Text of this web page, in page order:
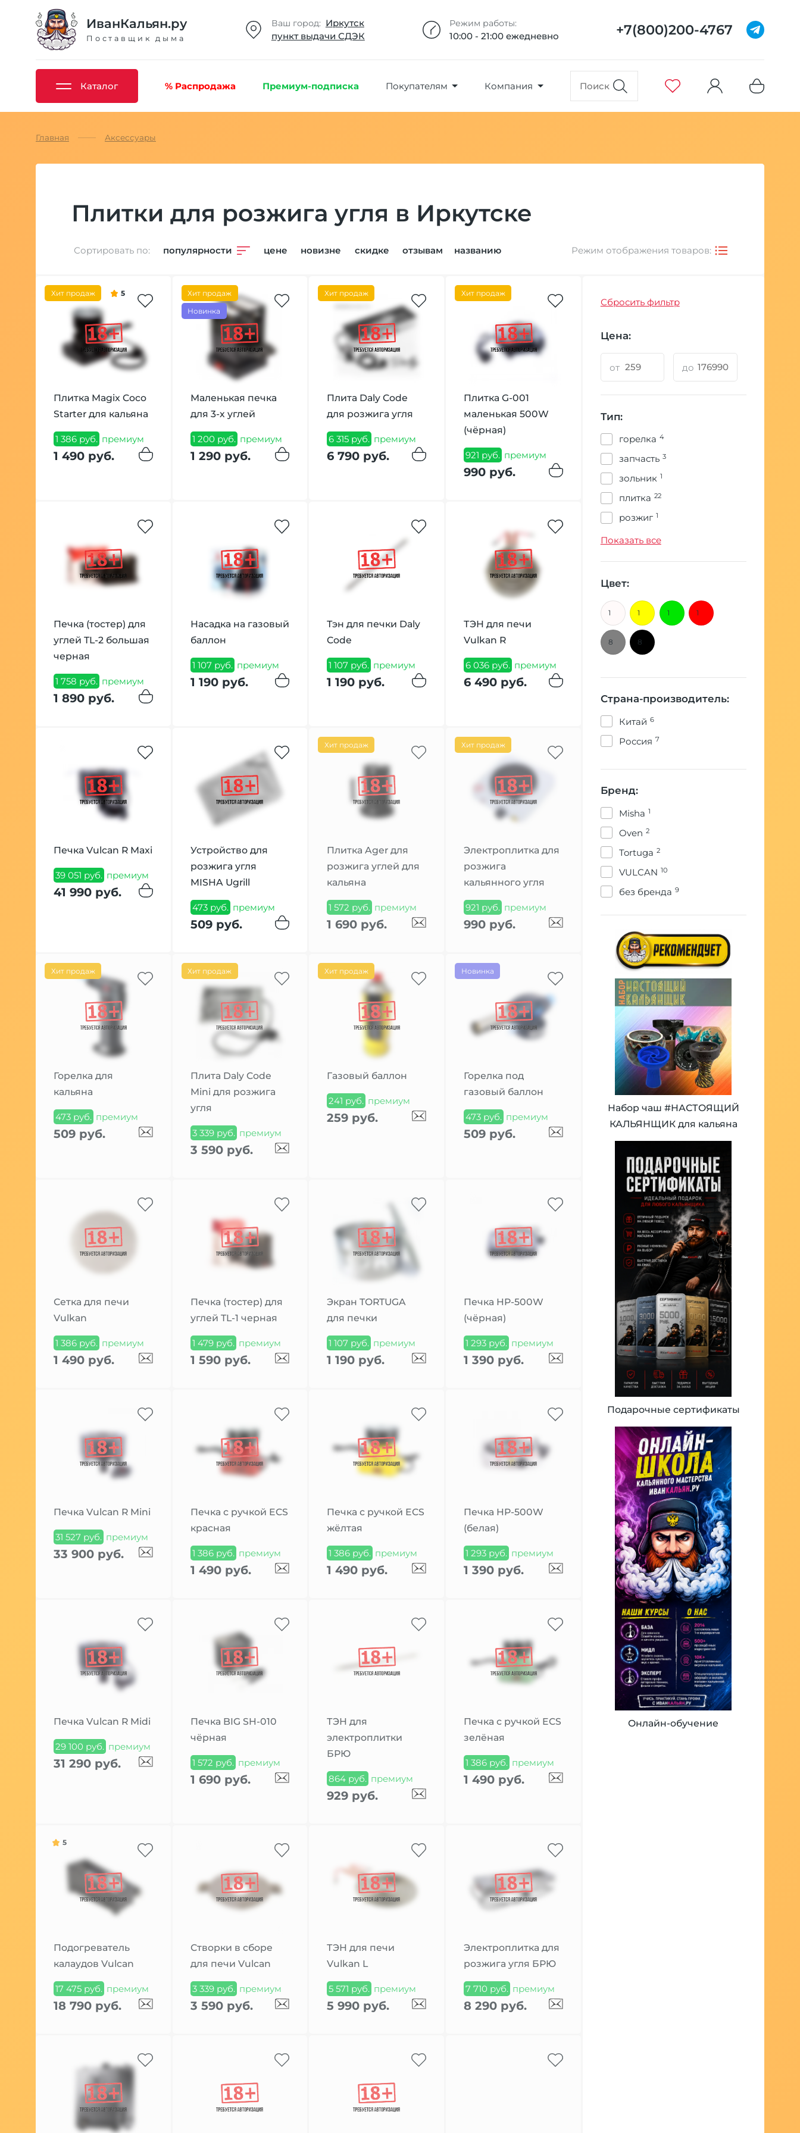
ИванКальян.ру
Поставщик дыма
Ваш город: Иркутск
пункт выдачи СДЭК
Режим работы:
10:00 - 21:00 ежедневно +7(800)200-4767
Каталог % Распродажа Премиум-подписка Покупателям Компания
Товар добавлен в избранное
Добавлено максимальное кол-во товара
Главная Аксессуары
Плитки для розжига угля в Иркутске
Сортировать по: популярности цене новизне скидке отзывам названию Режим отображения товаров:
Хит продаж 5
Плитка Magix Coco
Starter для кальяна
1 386 руб. премиум
1 490 руб.
Хит продаж
Новинка
Маленькая печка
для 3-х углей
1 200 руб. премиум
1 290 руб.
Хит продаж
Плита Daly Code
для розжига угля
6 315 руб. премиум
6 790 руб.
Хит продаж
Плитка G-001
маленькая 500W
(чёрная)
921 руб. премиум
990 руб.
Печка (тостер) для
углей TL-2 большая
черная
1 758 руб. премиум
1 890 руб.
Насадка на газовый
баллон
1 107 руб. премиум
1 190 руб.
Тэн для печки Daly
Code
1 107 руб. премиум
1 190 руб.
ТЭН для печи
Vulkan R
6 036 руб. премиум
6 490 руб.
Печка Vulcan R Maxi
39 051 руб. премиум
41 990 руб.
Устройство для
розжига угля
MISHA Ugrill
473 руб. премиум
509 руб.
Хит продаж
Плитка Ager для
розжига углей для
кальяна
1 572 руб. премиум
1 690 руб.
Хит продаж
Электроплитка для
розжига
кальянного угля
921 руб. премиум
990 руб.
Хит продаж
Горелка для
кальяна
473 руб. премиум
509 руб.
Хит продаж
Плита Daly Code
Mini для розжига
угля
3 339 руб. премиум
3 590 руб.
Хит продаж
Газовый баллон
241 руб. премиум
259 руб.
Новинка
Горелка под
газовый баллон
473 руб. премиум
509 руб.
Сетка для печи
Vulkan
1 386 руб. премиум
1 490 руб.
Печка (тостер) для
углей TL-1 черная
1 479 руб. премиум
1 590 руб.
Экран TORTUGA
для печки
1 107 руб. премиум
1 190 руб.
Печка HP-500W
(чёрная)
1 293 руб. премиум
1 390 руб.
Печка Vulcan R Mini
31 527 руб. премиум
33 900 руб.
Печка с ручкой ECS
красная
1 386 руб. премиум
1 490 руб.
Печка с ручкой ECS
жёлтая
1 386 руб. премиум
1 490 руб.
Печка HP-500W
(белая)
1 293 руб. премиум
1 390 руб.
Печка Vulcan R Midi
29 100 руб. премиум
31 290 руб.
Печка BIG SH-010
чёрная
1 572 руб. премиум
1 690 руб.
ТЭН для
электроплитки
БРЮ
864 руб. премиум
929 руб.
Печка с ручкой ECS
зелёная
1 386 руб. премиум
1 490 руб.
5
Подогреватель
калаудов Vulcan
17 475 руб. премиум
18 790 руб.
Створки в сборе
для печи Vulcan
3 339 руб. премиум
3 590 руб.
ТЭН для печи
Vulkan L
5 571 руб. премиум
5 990 руб.
Электроплитка для
розжига угля БРЮ
7 710 руб. премиум
8 290 руб.
Сбросить фильтр
Цена:
от до
Тип:
горелка 4
запчасть 3
зольник 1
плитка 22
розжиг 1
термостат
Показать все
Цвет:
1 1 1 1
8 8
Страна-производитель:
Китай 6
Россия 7
Бренд:
Misha 1
Oven 2
Tortuga 2
VULCAN 10
без бренда 9
Набор чаш #НАСТОЯЩИЙ
КАЛЬЯНЩИК для кальяна
Подарочные сертификаты
Онлайн-обучение